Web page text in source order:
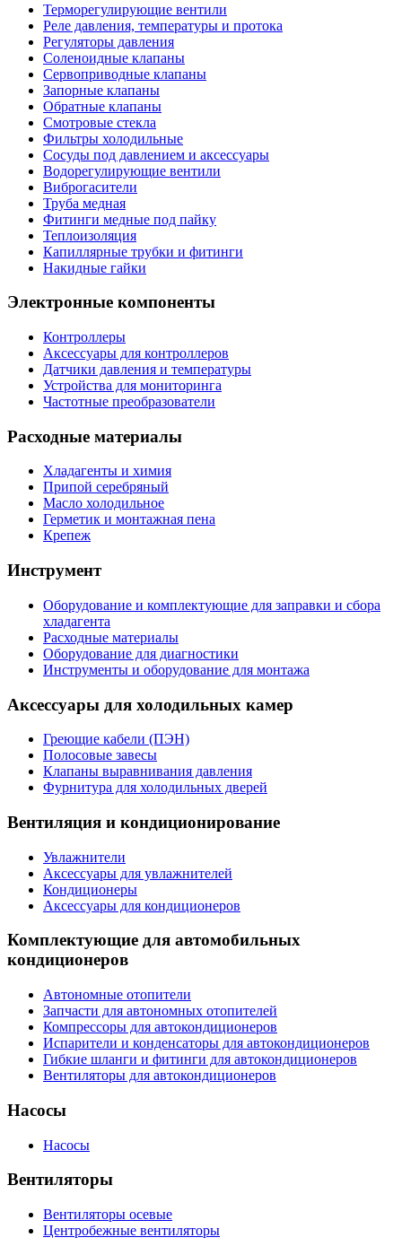
Терморегулирующие вентили
Реле давления, температуры и протока
Регуляторы давления
Соленоидные клапаны
Сервоприводные клапаны
Запорные клапаны
Обратные клапаны
Смотровые стекла
Фильтры холодильные
Сосуды под давлением и аксессуары
Водорегулирующие вентили
Виброгасители
Труба медная
Фитинги медные под пайку
Теплоизоляция
Капиллярные трубки и фитинги
Накидные гайки
Электронные компоненты
Контроллеры
Аксессуары для контроллеров
Датчики давления и температуры
Устройства для мониторинга
Частотные преобразователи
Расходные материалы
Хладагенты и химия
Припой серебряный
Масло холодильное
Герметик и монтажная пена
Крепеж
Инструмент
Оборудование и комплектующие для заправки и сбора
хладагента
Расходные материалы
Оборудование для диагностики
Инструменты и оборудование для монтажа
Аксессуары для холодильных камер
Греющие кабели (ПЭН)
Полосовые завесы
Клапаны выравнивания давления
Фурнитура для холодильных дверей
Вентиляция и кондиционирование
Увлажнители
Аксессуары для увлажнителей
Кондиционеры
Аксессуары для кондиционеров
Комплектующие для автомобильных
кондиционеров
Автономные отопители
Запчасти для автономных отопителей
Компрессоры для автокондиционеров
Испарители и конденсаторы для автокондиционеров
Гибкие шланги и фитинги для автокондиционеров
Вентиляторы для автокондиционеров
Насосы
Насосы
Вентиляторы
Вентиляторы осевые
Центробежные вентиляторы